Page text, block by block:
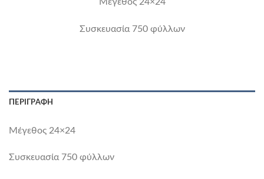
Συσκευασία 750 φύλλων
ΠΕΡΙΓΡΑΦΉ
Μέγεθος 24×24
Συσκευασία 750 φύλλων